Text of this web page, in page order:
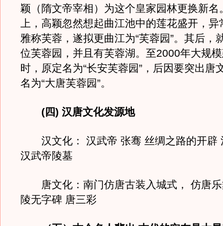
颖（隋文帝宰相）为这个皇家园林更换新名
上，高颖忽然想起曲江池中的莲花盛开，异
雅称芙蓉，遂拟更曲江为“芙蓉园”。其后，
位芙蓉园，并且有芙蓉湖。至2000年大规
时，原定名为“长安芙蓉园”，后因要突出唐
名为“大唐芙蓉园”。
(四) 汉唐文化发源地
汉文化： 汉武帝 张骞 丝绸之路的开辟
汉武帝陵墓
唐文化：南门仿唐古装入城式， 仿唐乐
陵无字碑 唐三彩